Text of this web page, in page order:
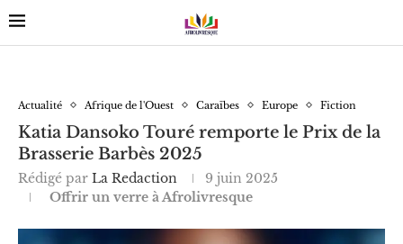
Actualité Afrique de l'Ouest Caraïbes Europe Fiction
Katia Dansoko Touré remporte le Prix de la
Brasserie Barbès 2025
Rédigé par La Redaction
9 juin 2025
Offrir un verre à Afrolivresque